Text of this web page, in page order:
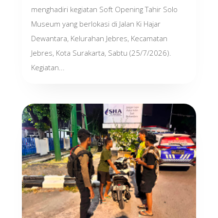
menghadiri kegiatan Soft Opening Tahir Solo
Museum yang berlokasi di Jalan Ki Hajar
Dewantara, Kelurahan Jebres, Kecamatan
Jebres, Kota Surakarta, Sabtu (25/7/2026).
Kegiatan...